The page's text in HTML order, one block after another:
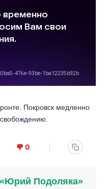
Покровск медленно
0
«Юрий Подоляка»